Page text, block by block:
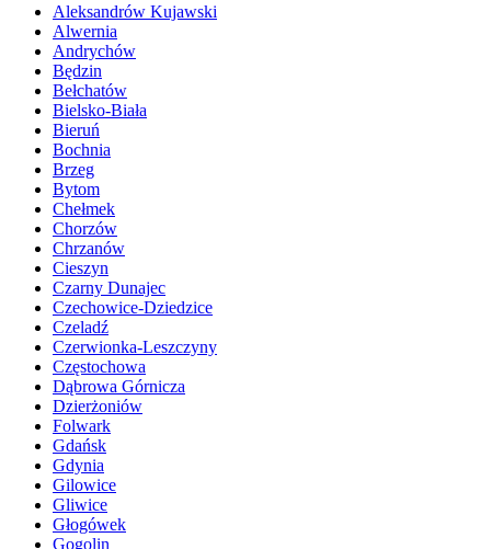
Aleksandrów Kujawski
Alwernia
Andrychów
Będzin
Bełchatów
Bielsko-Biała
Bieruń
Bochnia
Brzeg
Bytom
Chełmek
Chorzów
Chrzanów
Cieszyn
Czarny Dunajec
Czechowice-Dziedzice
Czeladź
Czerwionka-Leszczyny
Częstochowa
Dąbrowa Górnicza
Dzierżoniów
Folwark
Gdańsk
Gdynia
Gilowice
Gliwice
Głogówek
Gogolin